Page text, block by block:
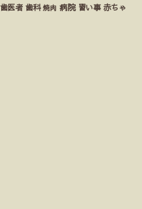
歯医者 歯科 焼肉 病院 習い事 赤ちゃ